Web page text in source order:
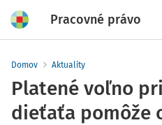
Pracovné právo
Domov Aktuality
Platené voľno
dieťaťa pomôže